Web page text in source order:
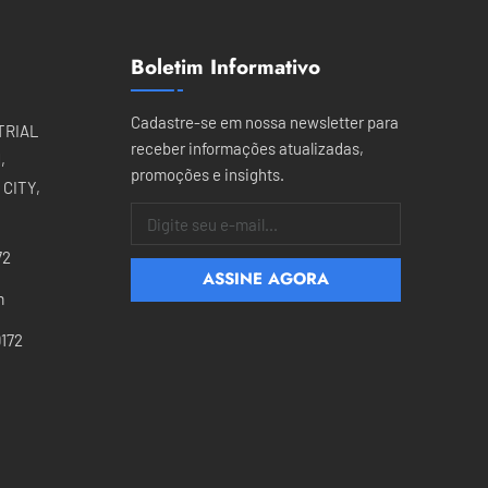
Boletim Informativo
Cadastre-se em nossa newsletter para
receber informações atualizadas,
promoções e insights.